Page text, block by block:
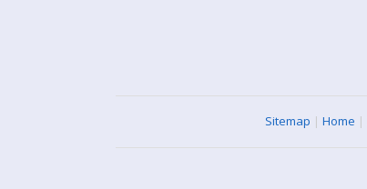
Sitemap | Home |